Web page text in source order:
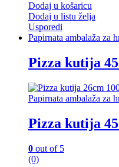
Dodaj u košaricu
Dodaj u listu želja
Usporedi
Papirnata ambalaža za
Pizza kutija
Papirnata ambalaža za
Pizza kutija
0 out of 5
(0)